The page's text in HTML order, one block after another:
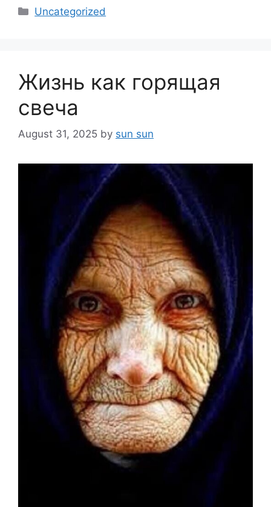
Categories
Uncategorized
Жизнь как горящая
свеча
August 31, 2025 by sun sun